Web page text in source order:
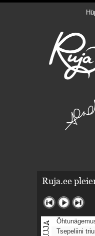
Ruja.ee
Tsepeliini